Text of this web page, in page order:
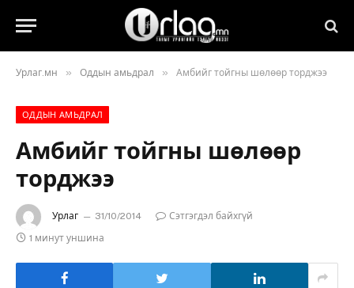
Урлаг.мн » Оддын амьдрал » Амбийг тойгны шөлөөр торджээ
ОДДЫН АМЬДРАЛ
Амбийг тойгны шөлөөр
торджээ
Урлаг 31/10/2014
Сэтгэгдэл байхгүй
1 минут уншина